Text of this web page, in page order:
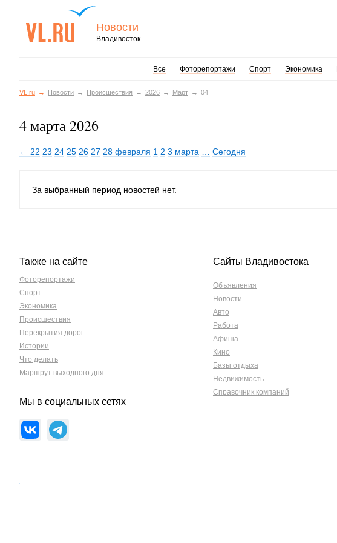
Новости
Владивосток
Все Фоторепортажи Спорт Экономика
VL.ru Новости Происшествия 2026 Март 04
4 марта 2026
← 22 23 24 25 26 27 28 февраля 1 2 3 марта Сегодня
За выбранный период новостей нет.
Также на сайте
Фоторепортажи
Спорт
Экономика
Происшествия
Перекрытия дорог
Истории
Что делать
Маршрут выходного дня
Мы в социальных сетях
Сайты Владивостока
Объявления
Новости
Авто
Работа
Афиша
Кино
Базы отдыха
Недвижимость
Справочник компаний